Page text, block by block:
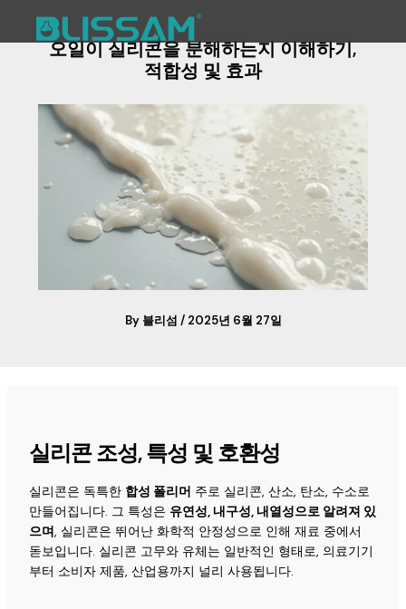
오일이 실리콘을 분해하는지 이해하기,
적합성 및 효과
By 블리섬 / 2025년 6월 27일
실리콘 조성, 특성 및 호환성
실리콘은 독특한 합성 폴리머 주로 실리콘, 산소, 탄소, 수소로
만들어집니다. 그 특성은 유연성, 내구성, 내열성으로 알려져 있
으며, 실리콘은 뛰어난 화학적 안정성으로 인해 재료 중에서
돋보입니다. 실리콘 고무와 유체는 일반적인 형태로, 의료기기
부터 소비자 제품, 산업용까지 널리 사용됩니다.